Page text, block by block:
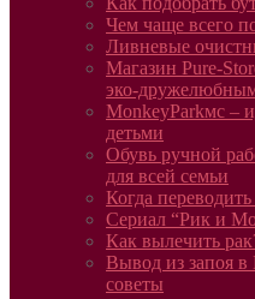
Чем чаще всего
Ливневые
Магазин Pure-
эко-
MonkeyParkмс –
детьми
Обувь ручной
для всей семьи
Когда
Сериал “Рик и
Как вылечить
Вывод из запоя
советы